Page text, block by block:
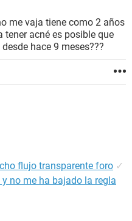
me vaja tiene como 2 años
tener acné es posible que
hace 9 meses???
flujo transparente foro ✓
no me ha bajado la regla